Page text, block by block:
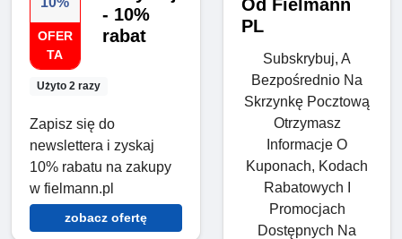
OFER
TA
Użyto 2 razy
- 10%
rabat
Zapisz się do
newslettera i zyskaj
10% rabatu na zakupy
w fielmann.pl
zobacz ofertę
Od Fielmann
PL
Subskrybuj, A
Bezpośrednio Na
Skrzynkę Pocztową
Otrzymasz
Informacje O
Kuponach, Kodach
Rabatowych I
Promocjach
Dostępnych Na